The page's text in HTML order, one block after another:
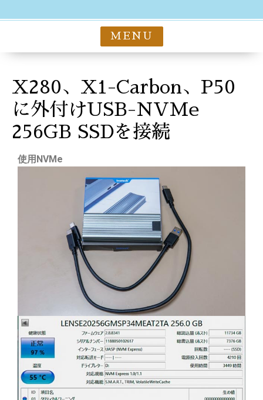
MENU
X280、X1-Carbon、P50
に外付けUSB-NVMe
256GB SSDを接続
使用NVMe